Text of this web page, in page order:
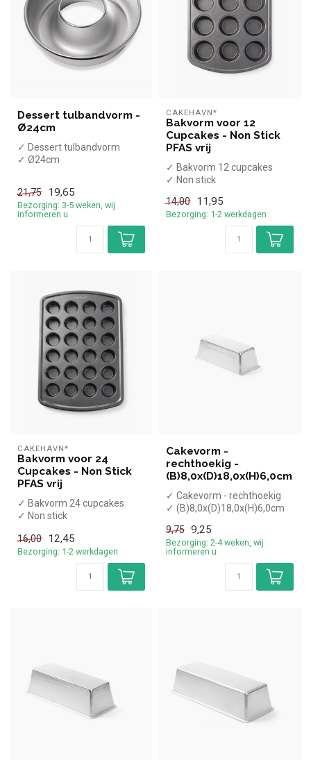
Dessert tulbandvorm -
Ø24cm
✓ Dessert tulbandvorm
✓ Ø24cm
21,75 19,65
Bezorging: 3-5 weken, wij
informeren u
CAKEHAVN*
Bakvorm voor 12
Cupcakes - Non Stick
PFAS vrij
✓ Bakvorm 12 cupcakes
✓ Non stick
14,00
11,95
Bezorging: 1-2 werkdagen
CAKEHAVN*
Bakvorm voor 24
Cupcakes - Non Stick
PFAS vrij
✓ Bakvorm 24 cupcakes
✓ Non stick
16,00
12,45
Bezorging: 1-2 werkdagen
Cakevorm -
rechthoekig -
(B)8,0x(D)18,0x(H)6,0cm
✓ Cakevorm - rechthoekig
✓ (B)8,0x(D)18,0x(H)6,0cm
9,75 9,25
Bezorging: 2-4 weken, wij
informeren u